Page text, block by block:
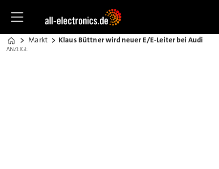
Home
Markt Klaus Büttner wird neuer E/E-Leiter bei Audi
ANZEIGE
ANZEIGE